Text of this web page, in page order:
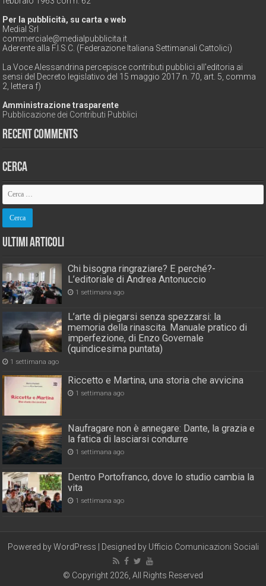
Per la pubblicità, su carta e web
Medial Srl
commerciale@medialpubblicita.it
Aderente alla F.I.S.C. (Federazione Italiana Settimanali Cattolici)
La Voce Alessandrina percepisce contributi pubblici all'editoria ai
sensi del Decreto legislativo del 15 maggio 2017 n. 70, art. 5, comma
2, lettera f)
Amministrazione trasparente
Pubblicazione dei Contributi Pubblici
Recent Comments
Cerca
Ultimi Articoli
Chi bisogna ringraziare? E perché?-
L’editoriale di Andrea Antonuccio
1 settimana ago
L’arte di piegarsi senza spezzarsi: la
memoria della rinascita. Manuale pratico di
imperfezione, di Enzo Governale
(quindicesima puntata)
1 settimana ago
Riccetto e Martina, una storia che avvicina
1 settimana ago
Naufragare non è annegare: Dante, la grazia e
la fatica di lasciarsi condurre
1 settimana ago
Dentro Portofranco, dove lo studio cambia la
vita
1 settimana ago
Powered byWordPress | Designed by Ufficio Comunicazioni Sociali
© Copyright 2026, All Rights Reserved